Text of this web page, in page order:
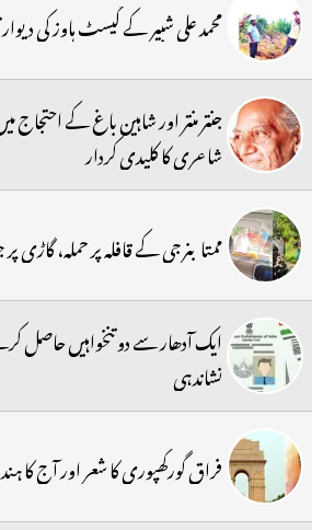
محمد علی شبیر کے گیسٹ ہاوز کی
جنتر منتر اور شاہین باغ کے
شاعری کا کلیدی کردار
ممتا بنرجی کے قافلہ پر حملہ، گاڑی پر
نشاندہی
فراق گورکھپوری کا شعر اور آج کا